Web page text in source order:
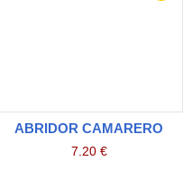
ABRIDOR CAMARERO
7.20 €